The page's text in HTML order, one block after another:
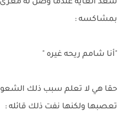
سعد الغاية عندما وصل له مغزى
بمشاكسه :
"أنا شامم ريحه غيره "
حقا هي لا تعلم سبب ذلك
تعصبها ولكنها نفت ذلك قائله :